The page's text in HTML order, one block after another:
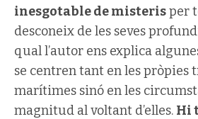
inesgotable de misterisper
desconeix de les seves
qual l’autor ens explica
se centren tant en les pròpies
marítimes sinó en les
magnitud al voltant d’elles. Hi